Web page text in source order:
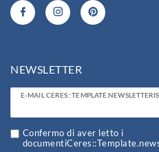
NEWSLETTER
E-MAIL
Confermo di aver letto i